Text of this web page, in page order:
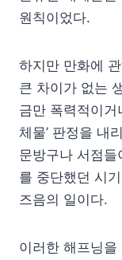
원칙이었다.
하지만 만화에
큰 차이가 없는
금만 폭력적이거
체물’ 판정을 내
문방구나 서점
를 중단했던 시
즈음의 일이다.
이러한 해프닝